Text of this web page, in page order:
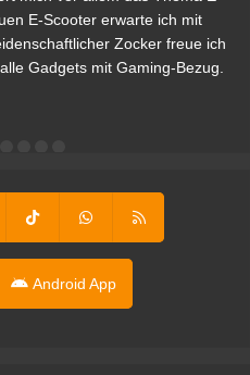
E-Scooter erwarte ich mit
Zocker freue ich
Gadgets mit Gaming-Bezug.
Android App